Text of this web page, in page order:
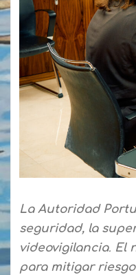
La Autoridad
seguridad, la
videovigilancia. El
para mitigar